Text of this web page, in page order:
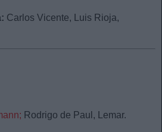
Carlos Vicente, Luis Rioja,
Rodrigo de Paul, Lemar.